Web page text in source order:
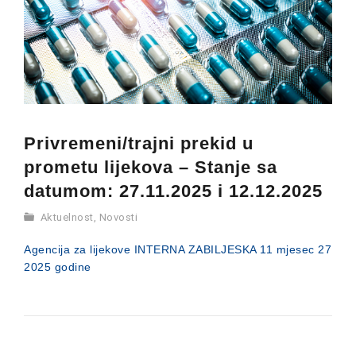
Privremeni/trajni prekid u
prometu lijekova – Stanje sa
datumom: 27.11.2025 i 12.12.2025
Aktuelnost Novosti
Agencija za lijekove INTERNA ZABILJESKA 11 mjesec 27
2025 godine